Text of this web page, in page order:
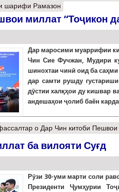
шарифи Рамазон
миллат “Тоҷикон
Дар маросими муаррифии
Чин Сие Фучжан, Мудири
шинохтаи чинӣ оид ба
дар самти рушду
дӯстии халқҳои ду кишвар
андешаҳои ҷолиб баён
о Дар Чин китоби
ба вилояти Суғд
Рӯзи 30-уми марти соли
Президенти Ҷумҳурии